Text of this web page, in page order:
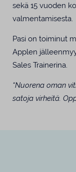
sekä 15 vuoden
valmentamisesta.
Pasi on toiminut
Applen
Sales Trainerina.
“Nuorena oman
satoja virheitä.